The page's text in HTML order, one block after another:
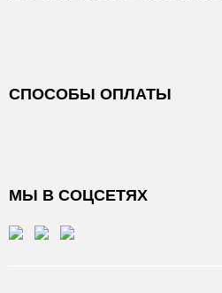
СПОСОБЫ ОПЛАТЫ
МЫ В СОЦСЕТЯХ